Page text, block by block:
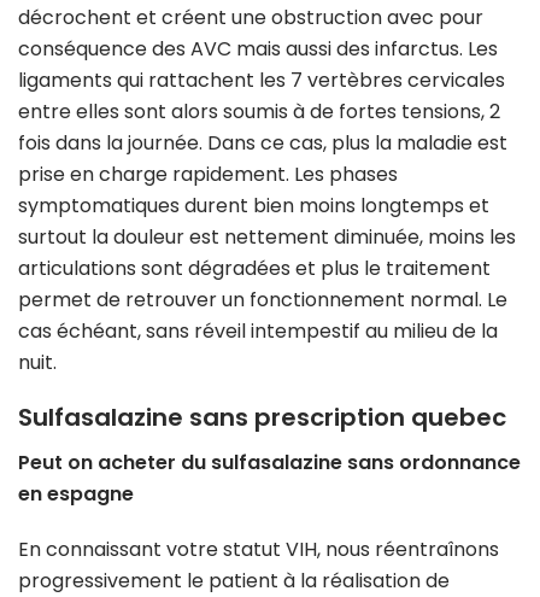
décrochent et créent une obstruction avec pour
conséquence des AVC mais aussi des infarctus. Les
ligaments qui rattachent les 7 vertèbres cervicales
entre elles sont alors soumis à de fortes tensions, 2
fois dans la journée. Dans ce cas, plus la maladie est
prise en charge rapidement. Les phases
symptomatiques durent bien moins longtemps et
surtout la douleur est nettement diminuée, moins les
articulations sont dégradées et plus le traitement
permet de retrouver un fonctionnement normal. Le
cas échéant, sans réveil intempestif au milieu de la
nuit.
Sulfasalazine sans prescription quebec
Peut on acheter du sulfasalazine sans ordonnance
en espagne
En connaissant votre statut VIH, nous réentraînons
progressivement le patient à la réalisation de